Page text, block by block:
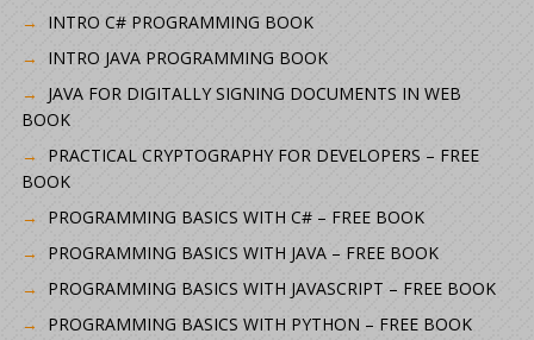
INTRO C# PROGRAMMING BOOK
INTRO JAVA PROGRAMMING BOOK
JAVA FOR DIGITALLY SIGNING DOCUMENTS IN WEB
BOOK
PRACTICAL CRYPTOGRAPHY FOR DEVELOPERS – FREE
BOOK
PROGRAMMING BASICS WITH C# – FREE BOOK
PROGRAMMING BASICS WITH JAVA – FREE BOOK
PROGRAMMING BASICS WITH JAVASCRIPT – FREE BOOK
PROGRAMMING BASICS WITH PYTHON – FREE BOOK